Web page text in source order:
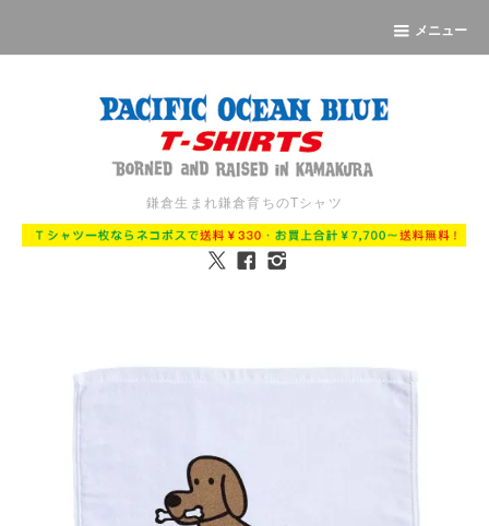
メニュー
鎌倉生まれ鎌倉育ちのTシャツ